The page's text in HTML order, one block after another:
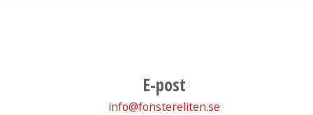
E-post
info@fonstereliten.se